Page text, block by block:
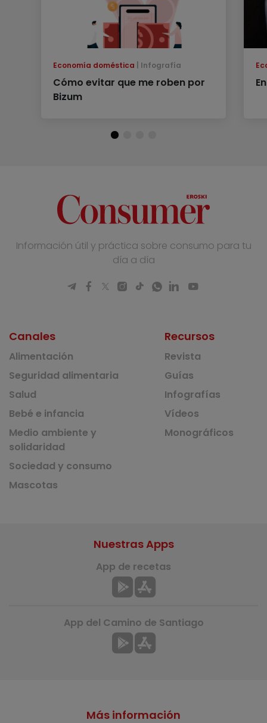
Economía doméstica Infografía
Cómo evitar que me roben por
Bizum
Información útil y práctica sobre consumo para tu
día a día
Canales
Alimentación
Seguridad alimentaria
Salud
Bebé e infancia
Medio ambiente y
solidaridad
Sociedad y consumo
Mascotas
Recursos
Revista
Guías
Infografías
Vídeos
Monográficos
Más información
Nuestras Apps
App de recetas
App del Camino de Santiago